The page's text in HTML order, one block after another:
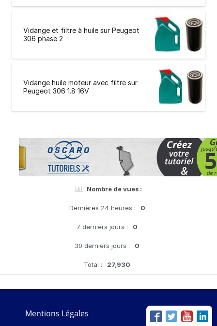
Vidange et filtre à huile sur Peugeot
306 phase 2
Vidange huile moteur avec filtre sur
Peugeot 306 1.8 16V
Nombre de vues :
Dernières 24 heures : 0
7 derniers jours : 0
30 derniers jours : 0
Total : 27,930
Mentions Légales